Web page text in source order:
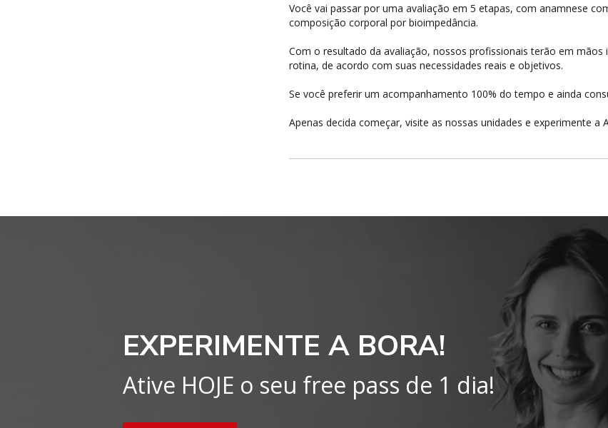
Você vai passar por uma avaliação em 5 etapas, com anamnese
composição corporal por bioimpedância.
Com o resultado da avaliação, nossos profissionais terão em
rotina, de acordo com suas necessidades reais e objetivos.
Se você preferir um acompanhamento 100% do tempo e ainda
Apenas decida começar, visite as nossas unidades e experimente a
EXPERIMENTE A BORA!
Ative HOJE o seu free pass de 1 dia!